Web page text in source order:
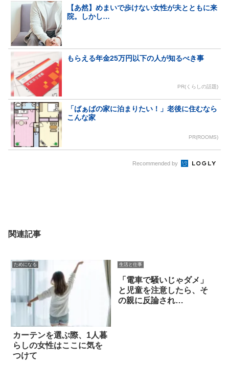
【あ然】めまいで歩けない女性が夫とともに来
院。しかし…
もらえる年金25万円以下の人が知るべき事
PR(くらしの話題)
「ばぁばの家に泊まりたい！」老後に住むなら
こんな家
PR(ROOMS)
Recommended by
関連記事
ためになる
カーテンを選ぶ際、1人暮
らしの女性はここに気を
つけて
生活と仕事
「電車で騒いじゃダメ」
と児童を注意したら、そ
の親に反論され…